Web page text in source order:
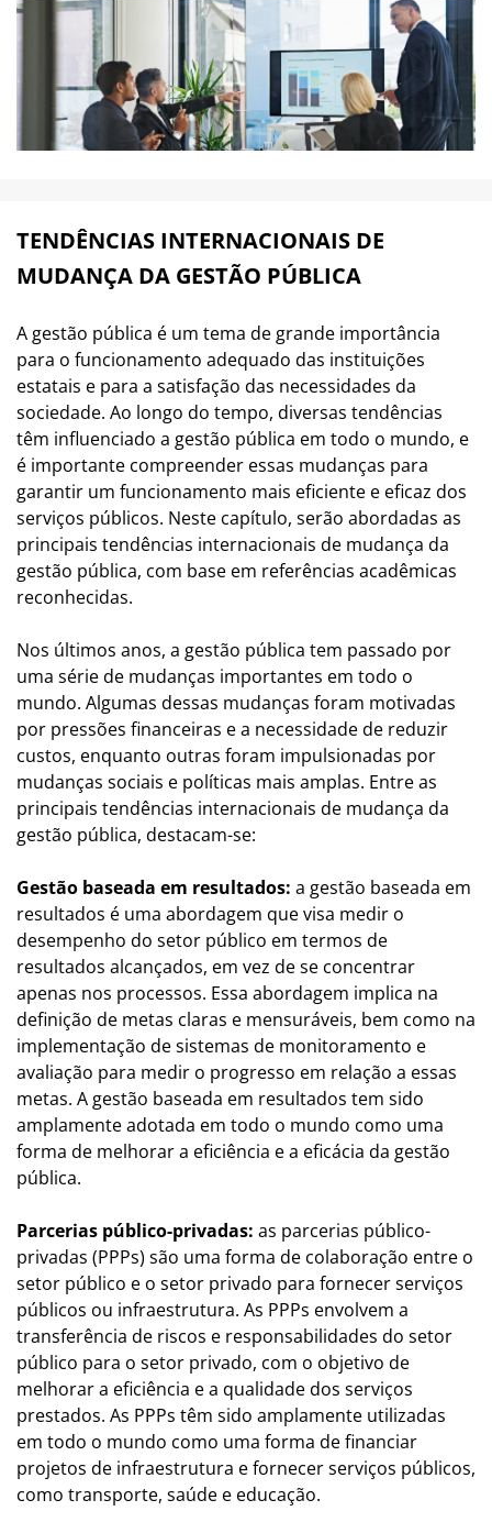
TENDÊNCIAS INTERNACIONAIS DE
MUDANÇA DA GESTÃO PÚBLICA
A gestão pública é um tema de grande importância
para o funcionamento adequado das instituições
estatais e para a satisfação das necessidades da
sociedade. Ao longo do tempo, diversas tendências
têm influenciado a gestão pública em todo o mundo, e
é importante compreender essas mudanças para
garantir um funcionamento mais eficiente e eficaz dos
serviços públicos. Neste capítulo, serão abordadas as
principais tendências internacionais de mudança da
gestão pública, com base em referências acadêmicas
reconhecidas.
Nos últimos anos, a gestão pública tem passado por
uma série de mudanças importantes em todo o
mundo. Algumas dessas mudanças foram motivadas
por pressões financeiras e a necessidade de reduzir
custos, enquanto outras foram impulsionadas por
mudanças sociais e políticas mais amplas. Entre as
principais tendências internacionais de mudança da
gestão pública, destacam-se:
Gestão baseada em resultados: a gestão baseada em
resultados é uma abordagem que visa medir o
desempenho do setor público em termos de
resultados alcançados, em vez de se concentrar
apenas nos processos. Essa abordagem implica na
definição de metas claras e mensuráveis, bem como na
implementação de sistemas de monitoramento e
avaliação para medir o progresso em relação a essas
metas. A gestão baseada em resultados tem sido
amplamente adotada em todo o mundo como uma
forma de melhorar a eficiência e a eficácia da gestão
pública.
Parcerias público-privadas: as parcerias público-
privadas (PPPs) são uma forma de colaboração entre o
setor público e o setor privado para fornecer serviços
públicos ou infraestrutura. As PPPs envolvem a
transferência de riscos e responsabilidades do setor
público para o setor privado, com o objetivo de
melhorar a eficiência e a qualidade dos serviços
prestados. As PPPs têm sido amplamente utilizadas
em todo o mundo como uma forma de financiar
projetos de infraestrutura e fornecer serviços públicos,
como transporte, saúde e educação.